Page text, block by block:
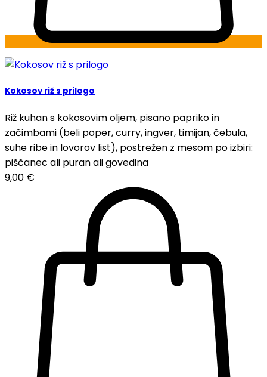
Kokosov riž s prilogo
Riž kuhan s kokosovim oljem, pisano papriko in
začimbami (beli poper, curry, ingver, timijan, čebula,
suhe ribe in lovorov list), postrežen z mesom po izbiri:
piščanec ali puran ali govedina
9,00 €